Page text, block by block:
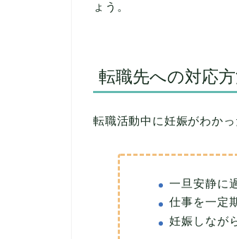
ょう。
転職先への対応
転職活動中に妊娠がわかっ
一旦安静に
仕事を一定
妊娠しなが